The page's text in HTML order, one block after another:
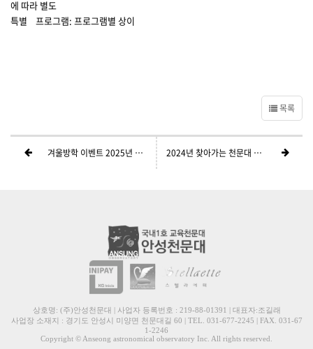
에 따라 별도
특별 프로그램: 프로그램별 상이
목록
겨울방학 이벤트 2025년 천문달력 증정 2024년 찾아가는 천문대 교육비 안내
상호명: (주)안성천문대 | 사업자 등록번호 : 219-88-01391 | 대표자:조길래
사업장 소재지 : 경기도 안성시 미양면 천문대길 60 | TEL. 031-677-2245 | FAX. 031-67
1-2246
Copyright © Anseong astronomical observatory Inc. All rights reserved.